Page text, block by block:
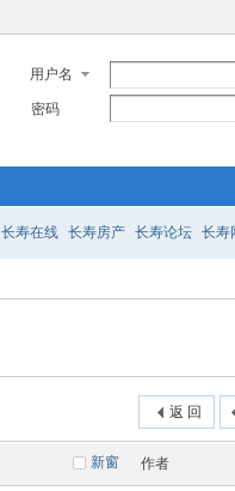
用户名
密码
长寿在线 长寿房产 长寿论坛 长寿
返 回
新窗 作者